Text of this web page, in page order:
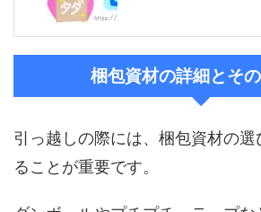
梱包資材の詳細とそ
引っ越しの際には、梱包資材の
ることが重要です。